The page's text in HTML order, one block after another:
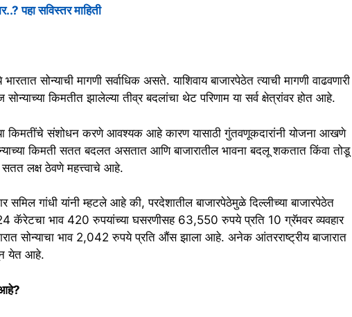
पहा सविस्तर माहिती
सोन्याची मागणी सर्वाधिक असते. याशिवाय बाजारपेठेत त्याची मागणी वाढवणारी
किमतीत झालेल्या तीव्र बदलांचा थेट परिणाम या सर्व क्षेत्रांवर होत आहे.
किमतींचे संशोधन करणे आवश्यक आहे कारण यासाठी गुंतवणूकदारांनी योजना आखणे
किमती सतत बदलत असतात आणि बाजारातील भावना बदलू शकतात किंवा तोडू
लक्ष ठेवणे महत्त्वाचे आहे.
समिल गांधी यांनी म्हटले आहे की, परदेशातील बाजारपेठेमुळे दिल्लीच्या बाजारपेठेत
कॅरेटचा भाव 420 रुपयांच्या घसरणीसह 63,550 रुपये प्रति 10 ग्रॅमवर ​​व्यवहार
सोन्याचा भाव 2,042 रुपये प्रति औंस झाला आहे. अनेक आंतरराष्ट्रीय बाजारात
येत आहे.